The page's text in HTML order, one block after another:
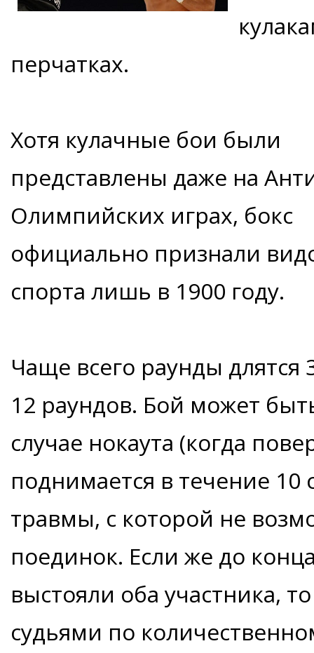
перчатках.
Хотя кулачные бои были
представлены даже на
Олимпийских играх, бокс
официально признали
спорта лишь в 1900 году.
Чаще всего раунды длятся
12 раундов. Бой может
случае нокаута (когда
поднимается в течение
травмы, с которой не
поединок. Если же до
выстояли оба участника,
судьями по